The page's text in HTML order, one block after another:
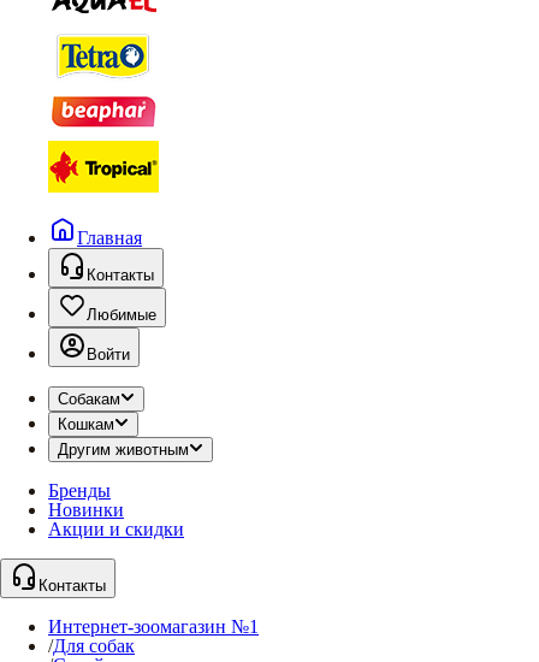
Главная
Контакты
Любимые
Войти
Собакам
Кошкам
Другим животным
Бренды
Новинки
Акции и скидки
Контакты
Интернет-зоомагазин №1
/Для собак